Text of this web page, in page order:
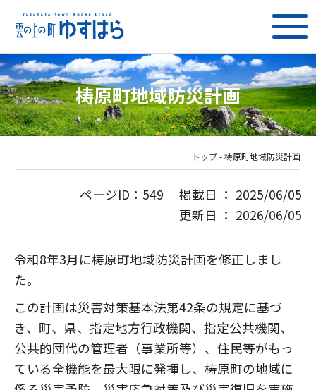
梼原町地域防災計画
トップ-梼原町地域防災計画
ページID：549 掲載日 ： 2025/06/05
更新日 ： 2026/06/05
令和8年3月に梼原町地域防災計画を修正しまし
た。
この計画は災害対策基本法第42条の規定に基づ
き、町、県、指定地方行政機関、指定公共機関、
公共的団代の管理者（事業所等）、住民等がもっ
ている全機能を最大限に発揮し、梼原町の地域に